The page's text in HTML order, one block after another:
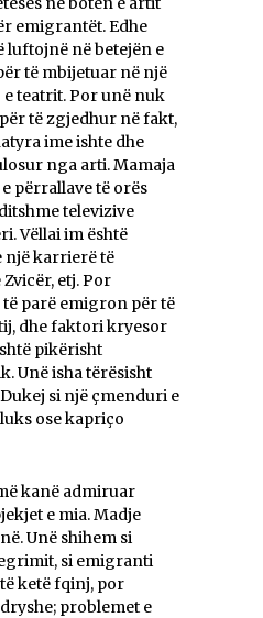
emigrantët. Edhe
luftojnë në betejën e
të mbijetuar në një
e teatrit. Por unë nuk
të zgjedhur në fakt,
ime ishte dhe
nga arti. Mamaja
përrallave të orës
televizive
Vëllai im është
një karrierë të
etj. Por
parë emigron për të
dhe faktori kryesor
pikërisht
Unë isha tërësisht
si një çmenduri e
ose kapriço
kanë admiruar
e mia. Madje
Unë shihem si
si emigranti
ketë fqinj, por
problemet e